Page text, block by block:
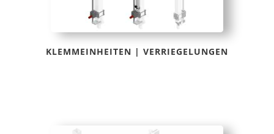
KLEMMEINHEITEN | VERRIEGELUNGEN